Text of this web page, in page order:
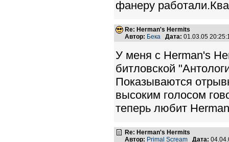
фанеру
Re: Herman's Hermits
Автор: Бека Дата: 01.03.05
У меня с Herman's
битловской
Показываются
высоким голосом
теперь любит
Re: Herman's Hermits
Автор: Primal Scream Дата: